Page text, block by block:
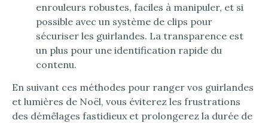
enrouleurs robustes, faciles à manipuler, et si
possible avec un système de clips pour
sécuriser les guirlandes. La transparence est
un plus pour une identification rapide du
contenu.
En suivant ces méthodes pour ranger vos guirlandes
et lumières de Noël, vous éviterez les frustrations
des démêlages fastidieux et prolongerez la durée de